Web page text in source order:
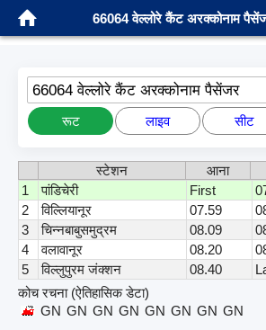
66064 वेल्लोरे कैंट अरक्कोनाम
66064 वेल्लोरे कैंट अरक्कोनाम पैसेंजर
रूट लाइव सीट
स्टेशन आना
1
पांडिचेरी First
2
विल्लियानूर 07.59
3
चिन्नबाबुसमुद्रम 08.09
4
वलावानूर 08.20
5
विल्लुपुरम जंक्शन 08.40
कोच रचना (ऐतिहासिक डेटा)
GN GN GN GN GN GN GN GN